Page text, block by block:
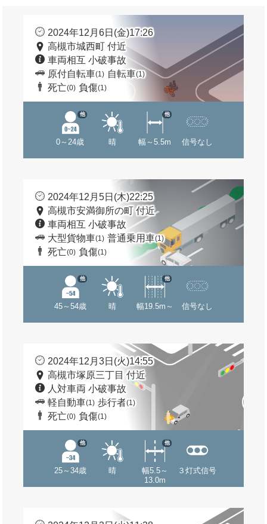
2024年12月6日(金)17:26
高槻市城西町 付近
車両相互 小破事故
原付自転車(1) 自転車(1)
死亡(0) 負傷(1)
0～24歳
他
晴 幅～5.5m
他
信号なし
2024年12月5日(木)22:25
高槻市安満御所の町 付近
車両相互 小破事故
大型貨物車(1) 普通乗用車(1)
死亡(0) 負傷(1)
45～54歳
他
晴 幅19.5m～
他
信号なし
2024年12月3日(火)14:55
高槻市塚原三丁目 付近
人対車両 小破事故
軽自動車(1) 歩行者(1)
死亡(0) 負傷(1)
25～34歳
他
晴
幅5.5～
13.0m
他
３灯式信号